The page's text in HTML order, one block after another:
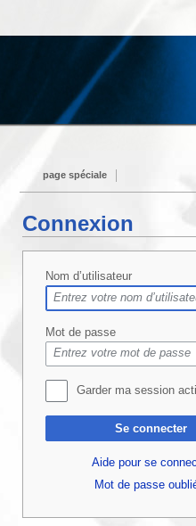
Connexion
Nom d’utilisateur
Mot de passe
Garder ma session
Se connecter
Aide pour se
Mot de passe
page spéciale